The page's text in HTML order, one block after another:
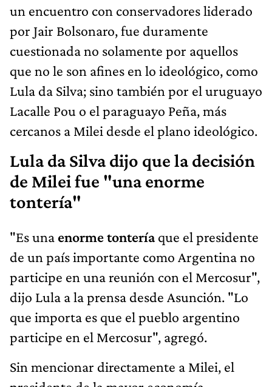
un encuentro con conservadores liderado
por Jair Bolsonaro, fue duramente
cuestionada no solamente por aquellos
que no le son afines en lo ideológico, como
Lula da Silva; sino también por el uruguayo
Lacalle Pou o el paraguayo Peña, más
cercanos a Milei desde el plano ideológico.
Lula da Silva dijo que la decisión
de Milei fue "una enorme
tontería"
"Es una enorme tonteríaque el presidente
de un país importante como Argentina no
participe en una reunión con el Mercosur",
dijo Lula a la prensa desde Asunción. "Lo
que importa es que el pueblo argentino
participe en el Mercosur", agregó.
Sin mencionar directamente a Milei, el